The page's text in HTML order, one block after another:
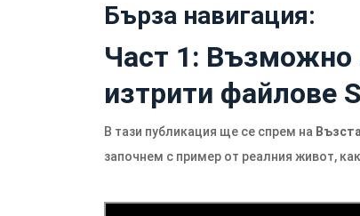
Бърза навигация:
Част 1: Възможно
изтрити файлове
В тази публикация ще се спрем на
започнем с пример от реалния живот,